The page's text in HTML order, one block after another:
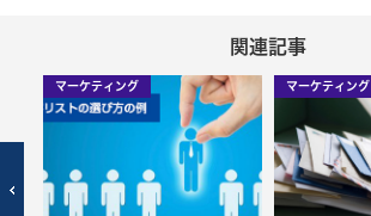
関連記事
マーケティング マーケティング